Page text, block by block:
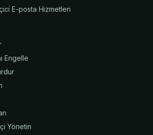
E-posta Hizmetleri
Engelle
Yönetin